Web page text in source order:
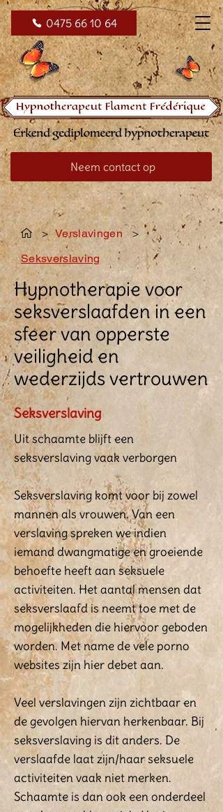
0475 66 10 64
Neem contact op
> Verslavingen
>
Seksverslaving
Hypnotherapie voor
seksverslaafden in een
sfeer van opperste
veiligheid en
wederzijds vertrouwen
Seksverslaving
Uit schaamte blijft een
seksverslaving vaak verborgen
Seksverslaving komt voor bij zowel
mannen als vrouwen. Van een
verslaving spreken we indien
iemand dwangmatige en groeiende
behoefte heeft aan seksuele
activiteiten. Het aantal mensen dat
seksverslaafd is neemt toe met de
mogelijkheden die hiervoor geboden
worden. Met name de vele porno
websites zijn hier debet aan.
Veel verslavingen zijn zichtbaar en
de gevolgen hiervan herkenbaar. Bij
seksverslaving is dit anders. De
verslaafde laat zijn/haar seksuele
activiteiten vaak niet merken.
Schaamte is dan ook een onderdeel